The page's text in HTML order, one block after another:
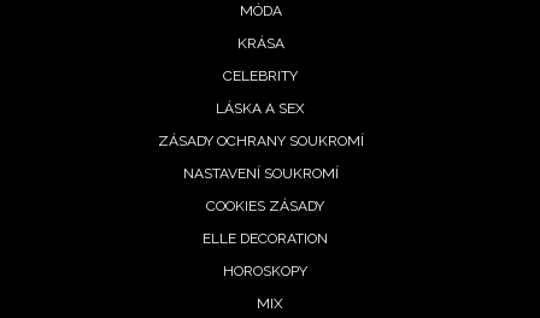
MÓDA
KRÁSA
CELEBRITY
LÁSKA A SEX
ZÁSADY OCHRANY SOUKROMÍ
NASTAVENÍ SOUKROMÍ
COOKIES ZÁSADY
ELLE DECORATION
HOROSKOPY
MIX